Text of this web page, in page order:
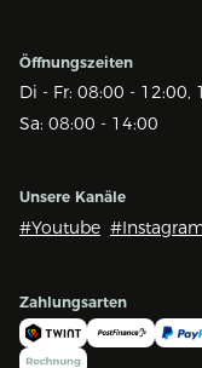
Öffnungszeiten
Di - Fr: 08:00 - 12:00,
Sa: 08:00 - 14:00
Unsere Kanäle
#Youtube
Zahlungsarten